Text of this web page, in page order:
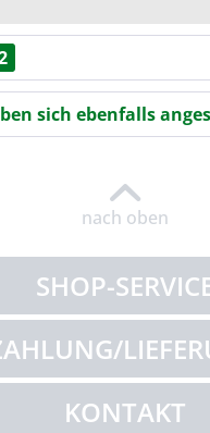
sich ebenfalls
nach oben
SHOP-
KONTAKT